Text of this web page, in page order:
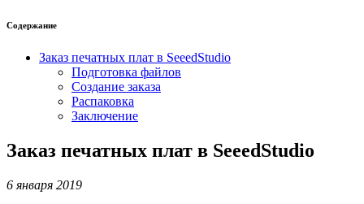
Содержание
Заказ печатных плат в SeeedStudio
Подготовка файлов
Создание заказа
Распаковка
Заключение
Заказ печатных плат в SeeedStudio
6 января 2019